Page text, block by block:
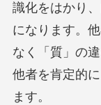
識化をはかり
になります。
なく「質」の
他者を肯定的
ます。